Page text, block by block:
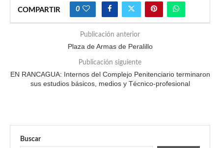
COMPARTIR 0
Publicación anterior
Plaza de Armas de Peralillo
Publicación siguiente
EN RANCAGUA: Internos del Complejo Penitenciario terminaron
sus estudios básicos, medios y Técnico-profesional
Buscar